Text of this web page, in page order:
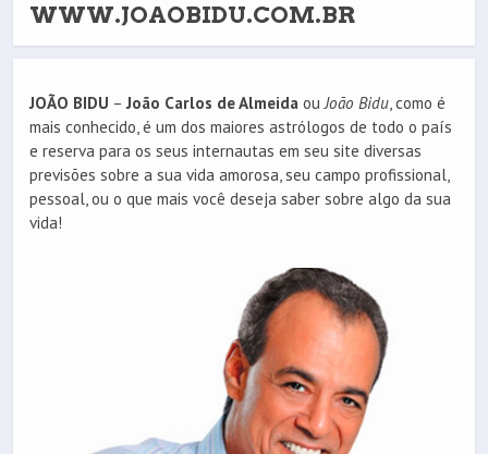
WWW.JOAOBIDU.COM.BR
JOÃO BIDU –João Carlos de Almeida ouJoão Bidu, como é
mais conhecido, é um dos maiores astrólogos de todo o país
e reserva para os seus internautas em seu site diversas
previsões sobre a sua vida amorosa, seu campo profissional,
pessoal, ou o que mais você deseja saber sobre algo da sua
vida!